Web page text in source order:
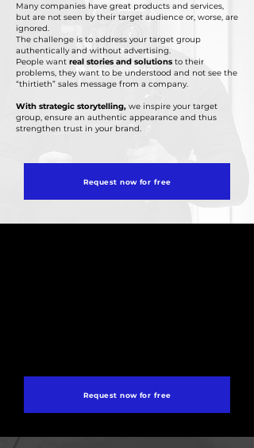
Many companies have great products and services,
but are not seen by their target audience or, worse, are
ignored.
The challenge is to address your target group
authentically and without advertising.
People want real stories and solutions to their
problems, they want to be understood and not see the
“thirtieth” sales message from a company.
With strategic storytelling, we inspire your target
group, ensure an authentic appearance and thus
strengthen trust in your brand.
Request now for free
Request now for free